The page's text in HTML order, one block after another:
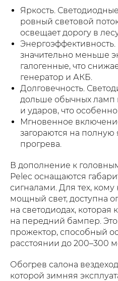
Яркость.
ровный световой
освещает дорогу в
значительно меньше
галогенные, что
генератор и АКБ.
Долговечность.
дольше обычных ламп
и ударов, что
Мгновенное
загораются на полную
прогрева.
В дополнение к
Pelec оснащаются
сигналами. Для тех,
мощный свет, доступна
на светодиодах,
на передний бампер.
прожектор, способный
расстоянии до 200–300
Обогрев салона
которой зимняя